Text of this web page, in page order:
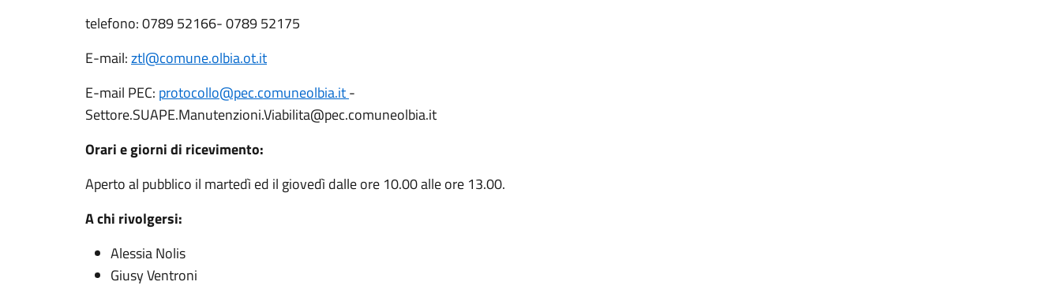
telefono: 0789 52166- 0789 52175
E-mail:ztl@comune.olbia.ot.it
E-mail PEC: protocollo@pec.comuneolbia.it-
Settore.SUAPE.Manutenzioni.Viabilita@pec.comuneolbia.it
Orari e giorni di ricevimento:
Aperto al pubblico il martedì ed il giovedì dalle ore 10.00 alle ore 13.00.
A chi rivolgersi:
Alessia Nolis
Giusy Ventroni